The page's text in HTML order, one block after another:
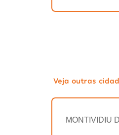
Veja outras
MONTIVIDIU